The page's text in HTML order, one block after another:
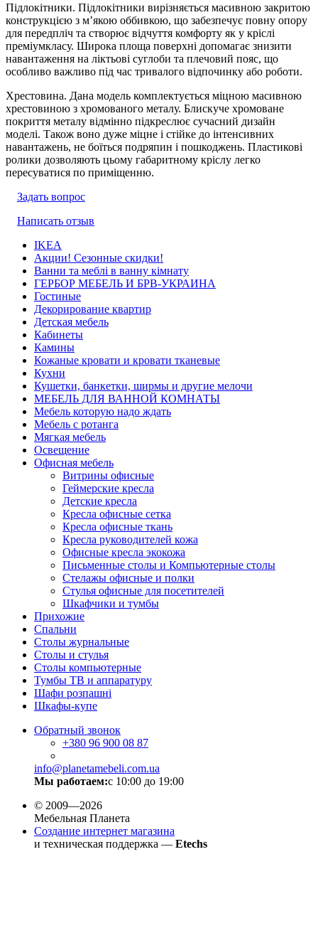
Підлокітники. Підлокітники вирізняється масивною закритою
конструкцією з м’якою оббивкою, що забезпечує повну опору
для передпліч та створює відчуття комфорту як у кріслі
преміумкласу. Широка площа поверхні допомагає знизити
навантаження на ліктьові суглоби та плечовий пояс, що
особливо важливо під час тривалого відпочинку або роботи.
Хрестовина. Дана модель комплектується міцною масивною
хрестовиною з хромованого металу. Блискуче хромоване
покриття металу відмінно підкреслює сучасний дизайн
моделі. Також воно дуже міцне і стійке до інтенсивних
навантажень, не боїться подряпин і пошкоджень. Пластикові
ролики дозволяють цьому габаритному кріслу легко
пересуватися по приміщенню.
Задать вопрос
Написать отзыв
IKEA
Акции! Сезонные скидки!
Ванни та меблі в ванну кімнату
ГЕРБОР МЕБЕЛЬ И БРВ-УКРАИНА
Гостиные
Декорирование квартир
Детская мебель
Кабинеты
Камины
Кожаные кровати и кровати тканевые
Кухни
Кушетки, банкетки, ширмы и другие мелочи
МЕБЕЛЬ ДЛЯ ВАННОЙ КОМНАТЫ
Мебель которую надо ждать
Мебель с ротанга
Мягкая мебель
Освещение
Офисная мебель
Витрины офисные
Геймерские кресла
Детские кресла
Кресла офисные сетка
Кресла офисные ткань
Кресла руководителей кожа
Офисные кресла экокожа
Письменные столы и Компьютерные столы
Стелажы офисные и полки
Стулья офисные для посетителей
Шкафчики и тумбы
Прихожие
Спальни
Столы журнальные
Столы и стулья
Столы компьютерные
Тумбы ТВ и аппаратуру
Шафи розпашні
Шкафы-купе
Обратный звонок
+380 96 900 08 87
info@planetamebeli.com.ua
Мы работаем:с 10:00 до 19:00
© 2009—2026
Мебельная Планета
Создание интернет магазина
и техническая поддержка — Etechs